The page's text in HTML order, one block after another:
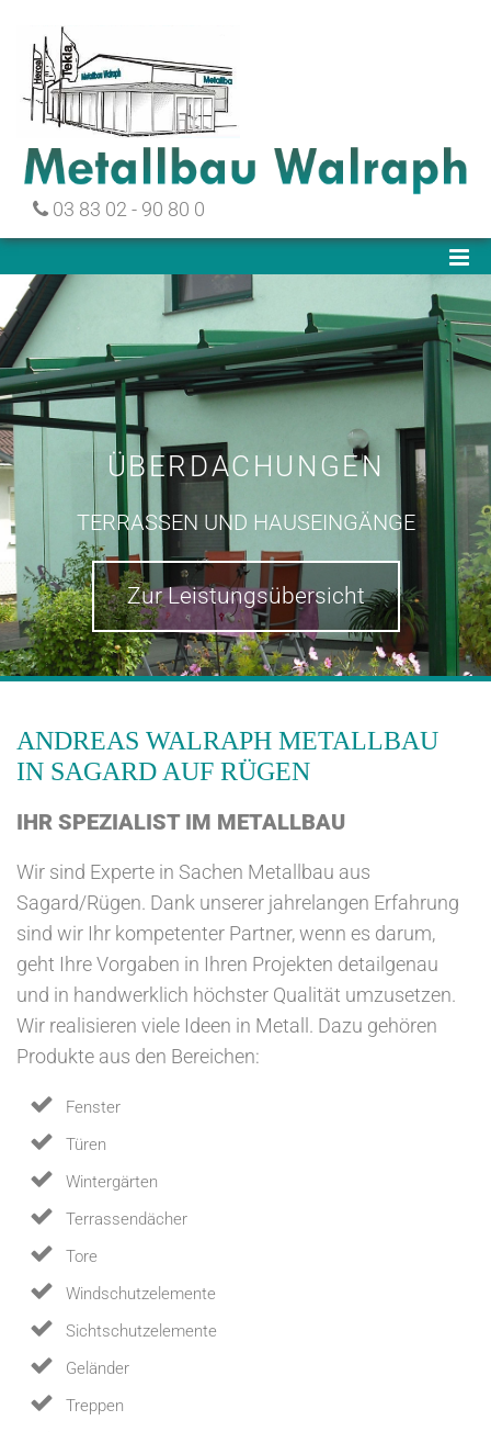
 03 83 02 - 90 80 0
ÜBERDACHUNGEN
TERRASSEN UND HAUSEINGÄNGE
Zur Leistungsübersicht
ANDREAS WALRAPH METALLBAU
IN SAGARD AUF RÜGEN
IHR SPEZIALIST IM METALLBAU
Wir sind Experte in Sachen Metallbau aus
Sagard/Rügen. Dank unserer jahrelangen Erfahrung
sind wir Ihr kompetenter Partner, wenn es darum,
geht Ihre Vorgaben in Ihren Projekten detailgenau
und in handwerklich höchster Qualität umzusetzen.
Wir realisieren viele Ideen in Metall. Dazu gehören
Produkte aus den Bereichen:
Fenster
Türen
Wintergärten
Terrassendächer
Tore
Windschutzelemente
Sichtschutzelemente
Geländer
Treppen